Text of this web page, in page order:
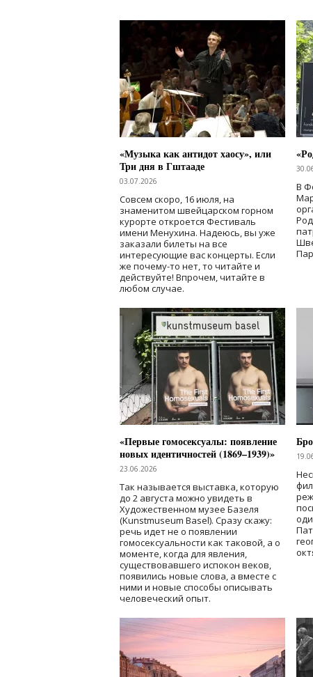
«Музыка как антидот хаосу», или
Три дня в Гштааде
03.07.2026
Совсем скоро, 16 июля, на
знаменитом швейцарском горном
курорте откроется Фестиваль
имени Менухина. Надеюсь, вы уже
заказали билеты на все
интересующие вас концерты. Если
же почему-то нет, то читайте и
действуйте! Впрочем, читайте в
любом случае.
В
«Первые гомосексуалы: появление
новых идентичностей (1869–1939)»
23.06.2026
Так называется выставка, которую
до 2 августа можно увидеть в
Художественном музее Базеля
(Kunstmuseum Basel). Сразу скажу:
речь идет не о появлении
гомосексуальности как таковой, а о
моменте, когда для явления,
существовавшего испокон веков,
появились новые слова, а вместе с
ними и новые способы описывать
человеческий опыт.